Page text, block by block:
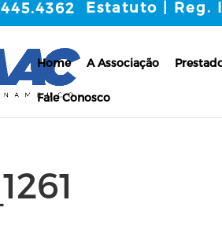
Estatuto | Reg.
Home A Associação
Fale Conosco